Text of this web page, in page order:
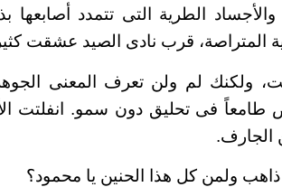
والأجساد الطرية التى تتمدد
المتراصة، قرب نادى الصيد عشقت
ولكنك لم ولن تعرف المعنى
طامعاً فى تحليق دون سمو. انفلتت
الجارف.
ذاهب ولمن كل هذا الحنين يا محمود؟